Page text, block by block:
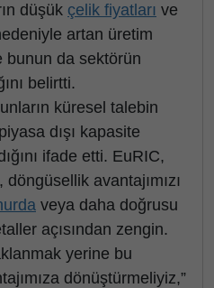
düşük çelik fiyatları ve
artan üretim
bunun da sektörün
belirtti.
küresel talebin
dışı kapasite
ifade etti. EuRIC,
avantajımızı
veya daha doğrusu
açısından zengin.
yerine bu
dönüştürmeliyiz,”